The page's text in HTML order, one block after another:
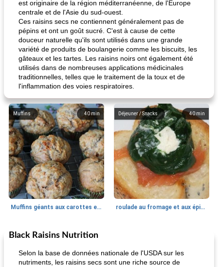
est originaire de la région méditerranéenne, de l'Europe
centrale et de l'Asie du sud-ouest.
Ces raisins secs ne contiennent généralement pas de
pépins et ont un goût sucré. C'est à cause de cette
douceur naturelle qu'ils sont utilisés dans une grande
variété de produits de boulangerie comme les biscuits, les
gâteaux et les tartes. Les raisins noirs ont également été
utilisés dans de nombreuses applications médicinales
traditionnelles, telles que le traitement de la toux et de
l'inflammation des voies respiratoires.
40 min
Muffins
Muffins géants aux carottes et à la banane de Nif
40 min
Déjeuner / Snacks
roulade au fromage et aux épinards
30min
Marques de confiance: recettes et
Black Raisins Nutrition
Selon la base de données nationale de l'USDA sur les
nutriments, les raisins secs sont une riche source de